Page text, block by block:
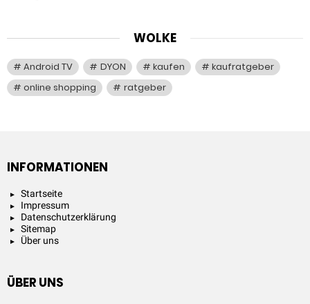
WOLKE
Android TV DYON kaufen
kaufratgeber
online shopping
ratgeber
INFORMATIONEN
Startseite
Impressum
Datenschutzerklärung
Sitemap
Über uns
ÜBER UNS